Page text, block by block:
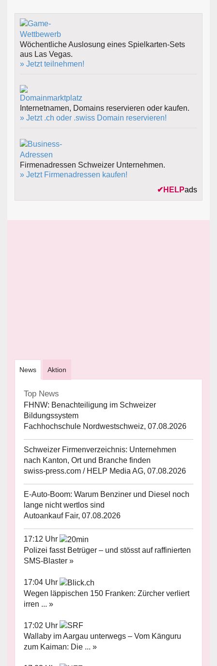
Wöchentliche Auslosung eines Spielkarten-Sets
aus Las Vegas.
» Jetzt teilnehmen!
Internetnamen, Domains reservieren oder kaufen.
» Jetzt .ch oder .swiss Domain reservieren!
Firmenadressen Schweizer Unternehmen.
» Jetzt Firmenadressen kaufen!
✔ HELPads
News Aktion
Top News
FHNW: Benachteiligung im Schweizer
Bildungssystem
Fachhochschule Nordwestschweiz, 07.08.2026
Schweizer Firmenverzeichnis: Unternehmen
nach Kanton, Ort und Branche finden
swiss-press.com / HELP Media AG, 07.08.2026
E-Auto-Boom: Warum Benziner und Diesel noch
lange nicht wertlos sind
Autoankauf Fair, 07.08.2026
17:12 Uhr
Polizei fasst Betrüger – und stösst auf raffinierten
SMS-Blaster »
17:04 Uhr
Wegen läppischen 150 Franken: Zürcher verliert
irren ... »
17:02 Uhr
Wallaby im Aargau unterwegs – Vom Känguru
zum Kaiman: Die ... »